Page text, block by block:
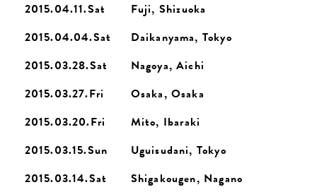
2015.04.11.Sat
Fuji, Shizuoka
2015.04.04.Sat
Daikanyama, Tokyo
2015.03.28.Sat
Nagoya, Aichi
2015.03.27.Fri
Osaka, Osaka
2015.03.20.Fri
Mito, Ibaraki
2015.03.15.Sun
Uguisudani, Tokyo
2015.03.14.Sat
Shigakougen, Nagano